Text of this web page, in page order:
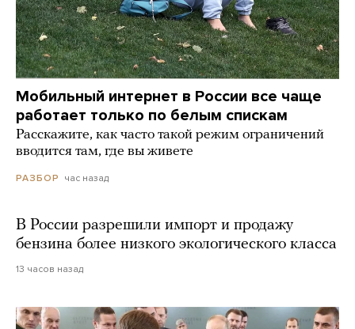
Мобильный интернет в России все чаще
работает только по белым спискам
Расскажите, как часто такой режим ограничений
вводится там, где вы живете
РАЗБОР час назад
В России разрешили импорт и продажу
бензина более низкого экологического класса
13 часов назад